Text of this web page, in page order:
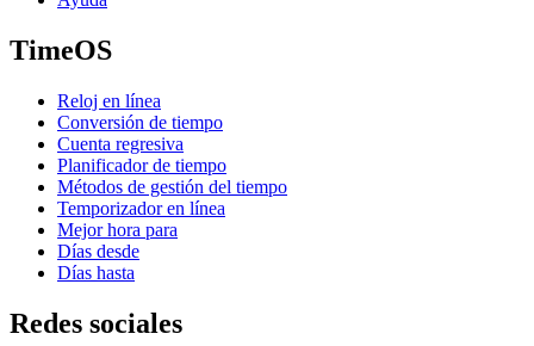
TimeOS
Reloj en línea
Conversión de tiempo
Cuenta regresiva
Planificador de tiempo
Métodos de gestión del tiempo
Temporizador en línea
Mejor hora para
Días desde
Días hasta
Redes sociales